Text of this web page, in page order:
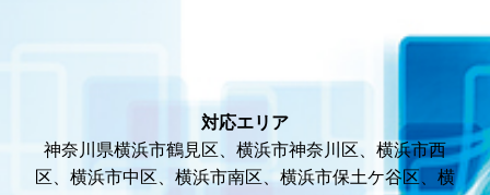
対応エリア
神奈川県横浜市鶴見区、横浜市神奈川区、横浜市西
区、横浜市中区、横浜市南区、横浜市保土ケ谷区、横